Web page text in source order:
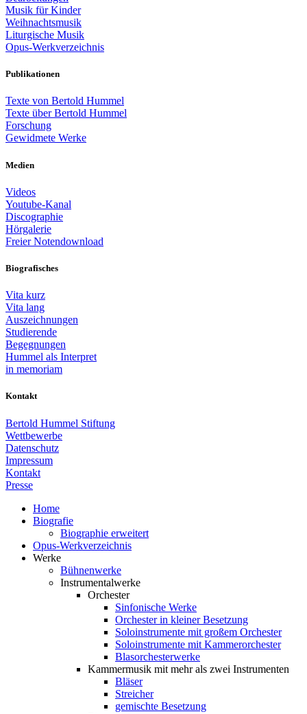
Musik für Kinder
Weihnachtsmusik
Liturgische Musik
Opus-Werkverzeichnis
Publikationen
Texte von Bertold Hummel
Texte über Bertold Hummel
Forschung
Gewidmete Werke
Medien
Videos
Youtube-Kanal
Discographie
Hörgalerie
Freier Notendownload
Biografisches
Vita kurz
Vita lang
Auszeichnungen
Studierende
Begegnungen
Hummel als Interpret
in memoriam
Kontakt
Bertold Hummel Stiftung
Wettbewerbe
Datenschutz
Impressum
Kontakt
Presse
Home
Biografie
Biographie erweitert
Opus-Werkverzeichnis
Werke
Bühnenwerke
Instrumentalwerke
Orchester
Sinfonische Werke
Orchester in kleiner Besetzung
Soloinstrumente mit großem Orchester
Soloinstrumente mit Kammerorchester
Blasorchesterwerke
Kammermusik mit mehr als zwei Instrumenten
Bläser
Streicher
gemischte Besetzung